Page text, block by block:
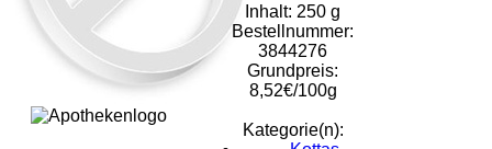
Inhalt: 250 g
Bestellnummer:
3844276
Grundpreis:
8,52€/100g
Kategorie(n):